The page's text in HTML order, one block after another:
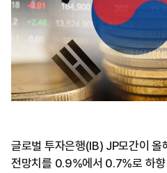
글로벌 투자은행(IB) JP모간이 올
전망치를 0.9%에서 0.7%로 하